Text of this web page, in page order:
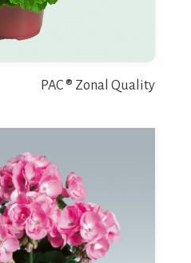
PAC ® Zonal Quality